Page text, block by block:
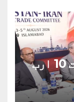
پاک ایران دوطرفہ تجارت 10 ارب